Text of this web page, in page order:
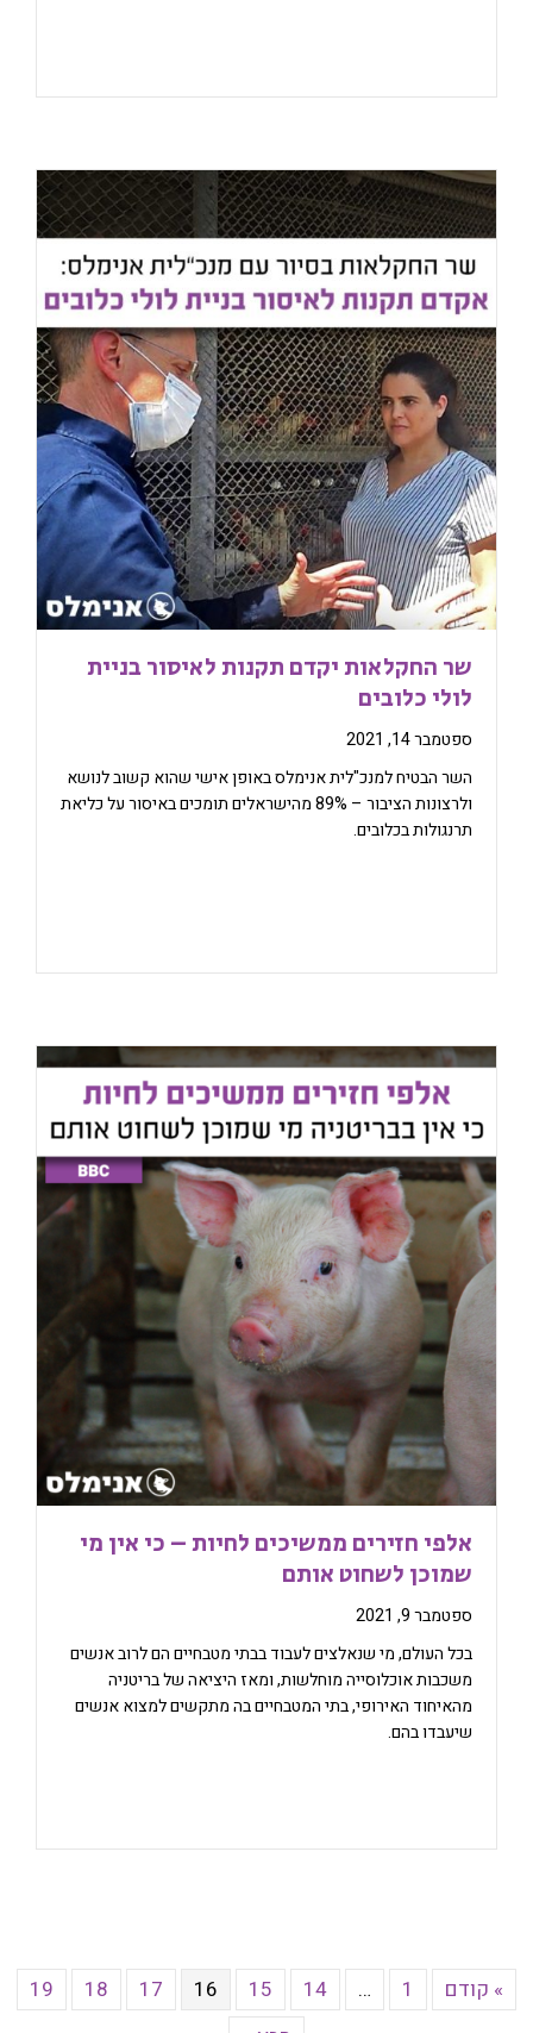
שר החקלאות יקדם תקנות לאיסור בניית
לולי כלובים
ספטמבר 14, 2021
השר הבטיח למנכ"לית אנימלס באופן אישי שהוא קשוב לנושא
ולרצונות הציבור – 89% מהישראלים תומכים באיסור על כליאת
תרנגולות בכלובים.
אלפי חזירים ממשיכים לחיות – כי אין מי
שמוכן לשחוט אותם
ספטמבר 9, 2021
בכל העולם, מי שנאלצים לעבוד בבתי מטבחיים הם לרוב אנשים
משכבות אוכלוסייה מוחלשות, ומאז היציאה של בריטניה
מהאיחוד האירופי, בתי המטבחיים בה מתקשים למצוא אנשים
שיעבדו בהם.
» קודם 1
…
14
15
16
17
18
19